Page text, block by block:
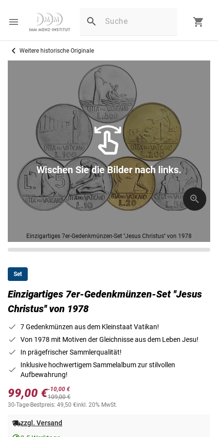
Weitere historische Originale
Einzigartiges 7er-Gedenkmünzen-Set ''Jesus Christus'' von 1978
Wischen Sie die Bilder nach links.
Set
Einzigartiges 7er-Gedenkmünzen-Set ''Jesus
Christus'' von 1978
7 Gedenkmünzen aus dem Kleinstaat Vatikan!
Von 1978 mit Motiven der Gleichnisse aus dem Leben Jesu!
In prägefrischer Sammlerqualität!
Inklusive hochwertigem Sammelalbum zur stilvollen
Aufbewahrung!
99,00 €-10,00 €
109,00 €
30-Tage-Bestpreis: 49,50 €inkl. 20% MwSt.
zzgl. Versand